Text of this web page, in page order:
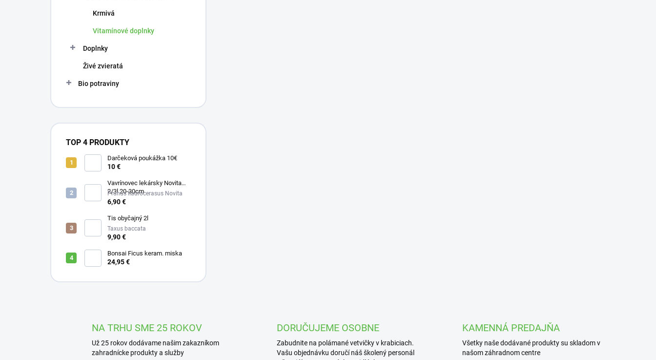
Krmivá
Vitamínové doplnky
Doplnky
Živé zvieratá
Bio potraviny
TOP 4 PRODUKTY
Darčeková poukážka 10€
10 €
Vavrínovec lekársky Novita
2/3l 20-30cm
Prunus llaurocerasus Novita
6,90 €
Tis obyčajný 2l
Taxus baccata
9,90 €
Bonsai Ficus keram. miska
24,95 €
NA TRHU SME 25 ROKOV
Už 25 rokov dodávame našim zakazníkom
zahradnícke produkty a služby
DORUČUJEME OSOBNE
Zabudnite na polámané vetvičky v krabiciach.
Vašu objednávku doručí náš školený personál
KAMENNÁ PREDAJŇA
Všetky naše dodávané produkty su skladom v
našom záhradnom centre